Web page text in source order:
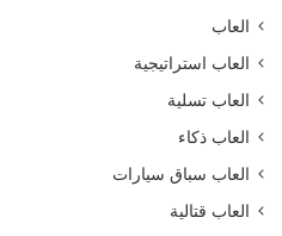
العاب
العاب استراتيجية
العاب تسلية
العاب ذكاء
العاب سباق سيارات
العاب قتالية